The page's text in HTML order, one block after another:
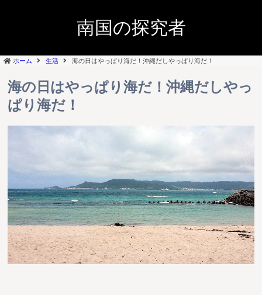
南国の探究者
ホーム 生活 海の日はやっぱり海だ！沖縄だしやっぱり海だ！
海の日はやっぱり海だ！沖縄だしやっ
ぱり海だ！